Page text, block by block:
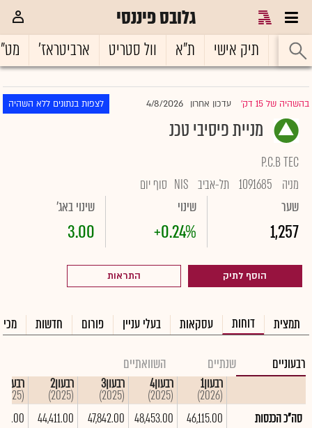
גלובס פיננסי
ראשי תיק אישי ת"א וול סטריט ארביטראז'
בהשהיה של 15 דק' |עדכון אחרון 4/8/2026 לצפות בנתונים ללא השהיה
מניית פיסיבי טכנ
P.C.B TEC
מניה
1091685 תל-אביב NIS סוף יום
שער
1,257
שינוי
+0.24%
שינוי באג'
3.00
הוסף לתיק התראות
תמצית דוחות עסקאות בעלי עניין פורום חדשות
רבעוניים שנתיים השוואתיים
רבעון1
(2026)
רבעון4
(2025)
רבעון3
(2025)
רבעון2
(2025)
רבעון1
(2025)
סה"כ הכנסות
46,115.00
48,453.00
47,842.00
44,411.00